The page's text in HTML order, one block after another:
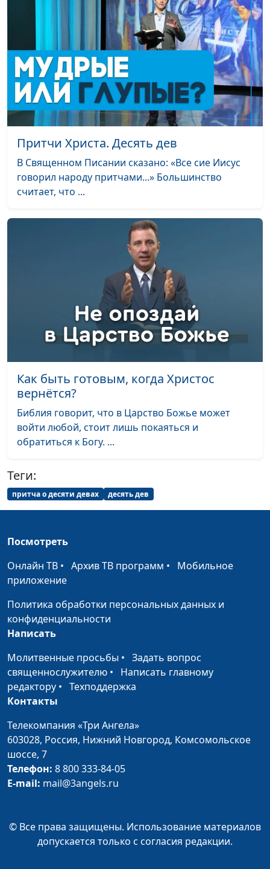
священнослужитель
Иерусалим
Виталий Киссер,
священнослужитель
#1
Притчи Христа. Десять дев
В Священном Писании сказано: «Все сие Иисус
говорил народу притчами...» Большинство
считает, что ...
Как быть готовым, когда Христос
вернётся?
Библия говорит, что в Царство Божье может
войти любой, стоит лишь покаяться и
обратиться к Богу. ...
Теги:
притча о десяти девах десять дев
Посмотреть
Онлайн ТВ • Архив ТВ программ • Мобильное
приложение
Политика обработки персональных данных и
конфиденциальности
Написать
Молитвенные просьбы • Задать вопрос
священнослужителю • Написать главному
редактору • Техподдержка
Контакты
Телекомпания «Три Ангела»
603028, Россия, Нижний Новгород, Комсомольское
шоссе, 7
Телефон: 8 800 333-84-05
E-mail: mail@3angels.ru
© Все права защищены. Использование материалов
допускается только с согласия редакции.